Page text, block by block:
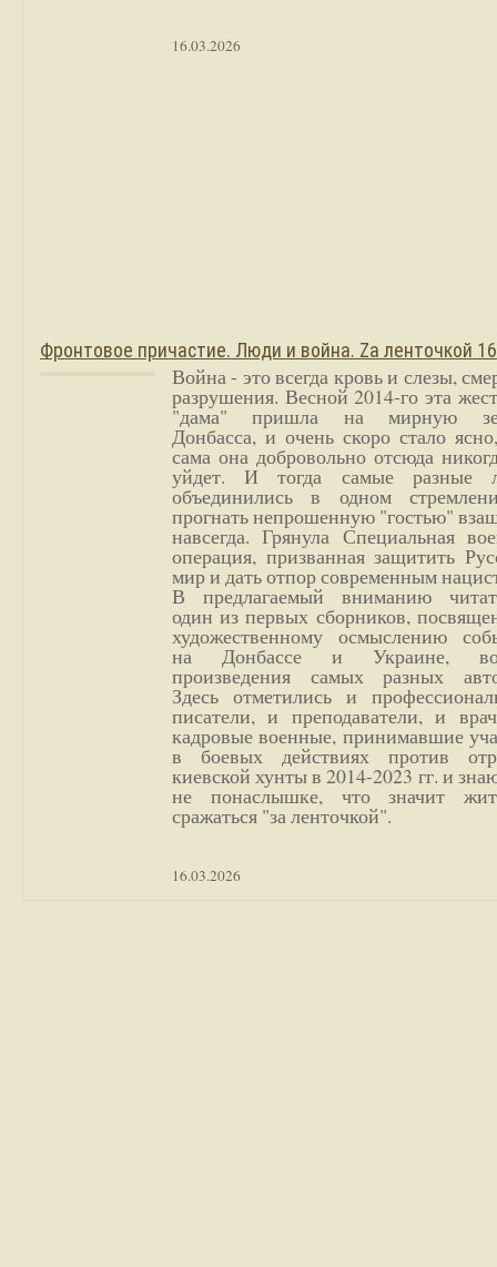
16.03.2026
Фронтовое причастие. Люди и война. Zа ленточкой
Война - это всегда кровь и слезы,
разрушения. Весной 2014-го эта
"дама" пришла на мирную
Донбасса, и очень скоро стало
сама она добровольно отсюда
уйдет. И тогда самые разные
объединились в одном
прогнать непрошенную "гостью"
навсегда. Грянула Специальная
операция, призванная защитить
мир и дать отпор современным
В предлагаемый вниманию
один из первых сборников,
художественному осмыслению
на Донбассе и Украине,
произведения самых разных
Здесь отметились и
писатели, и преподаватели, и
кадровые военные, принимавшие
в боевых действиях против
киевской хунты в 2014-2023 гг. и
не понаслышке, что значит
сражаться "за ленточкой".
16.03.2026